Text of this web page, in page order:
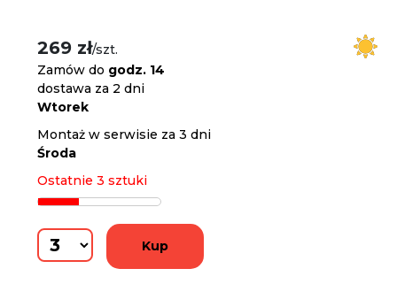
269 zł/szt.
Zamów do godz. 14
dostawa za 2 dni
Wtorek
Montaż w serwisie za 3 dni
Środa
Ostatnie 3 sztuki
Kup